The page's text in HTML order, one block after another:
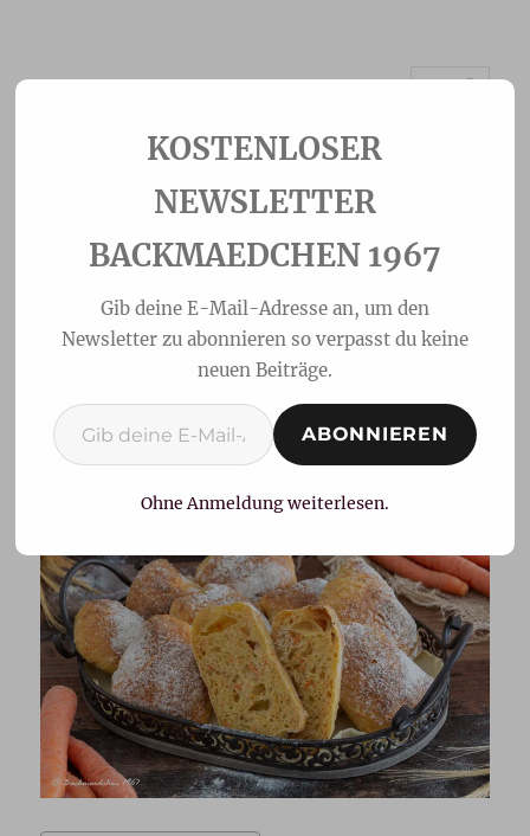
Möhrenbrötchen
NEWSLETTER
BACKMAEDCHEN 1967
Gib deine E-Mail-Adresse an, um den
Newsletter zu abonnieren so verpasst du keine
neuen Beiträge.
Gib deine E-Mail-Adresse ein ...
ABONNIEREN
Ohne Anmeldung weiterlesen.